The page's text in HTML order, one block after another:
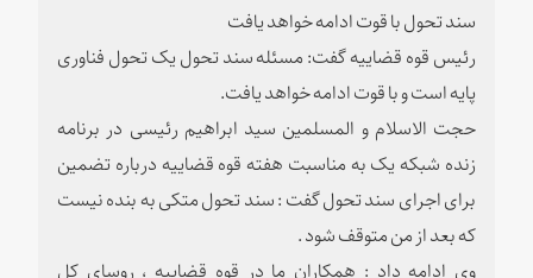
سند تحول با قوت ادامه خواهد یافت
رئیس قوه قضاییه گفت: مسئله سند تحول یک تحول فناوری
پایه است و با قوت ادامه خواهد یافت.
حجت الاسلام و المسلمین سید ابراهیم رئیسی در برنامه
زنده شبکه یک به مناسبت هفته قوه قضاییه درباره تضمین
برای اجرای سند تحول گفت : سند تحول متکی به بنده نیست
که بعد از من متوقف شود .
وی ادامه داد : همکاران ما در قوه قضاییه ، روسای کل